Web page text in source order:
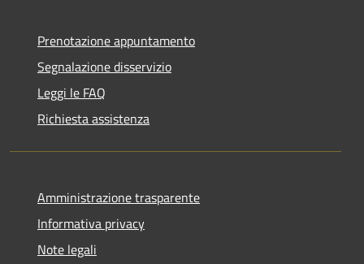
Prenotazione appuntamento
Segnalazione disservizio
Leggi le FAQ
Richiesta assistenza
Amministrazione trasparente
Informativa privacy
Note legali